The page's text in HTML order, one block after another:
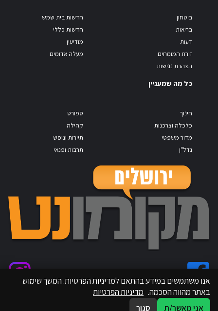
ביטחון
בריאות
דעות
זירת המומחים
הצהרת נגישות
חדשות בית שמש
חדשות כללי
מודיעין
מעלה אדומים
כל מה שמעניין
חינוך
כלכלה וצרכנות
מדור משפטי
נדל"ן
ספורט
קהילה
תיירות ונופש
תרבות ופנאי
אנו משתמשים במידע בהתאם למדיניות הפרטיות. המשך שימוש
באתר מהווה הסכמה. מדיניות הפרטיות
אני מאשר/ת
סגור